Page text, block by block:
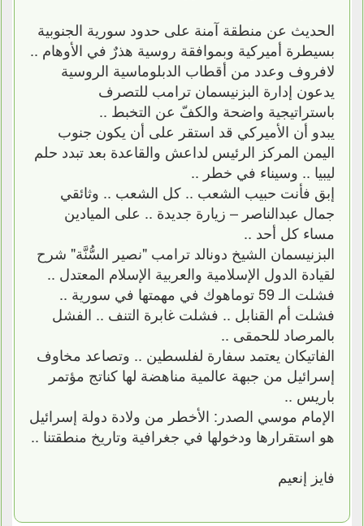
الحديث عن منطقة آمنة على حدود سورية الجنوبية
بسيطرة أميركية وبموافقة روسية هذرٌ في الأوهام ..
لافروف وعدد من أقطاب الدبلوماسية الروسية
يدعون إدارة البزنيسمان ترامب للتصرف
باستراتيجية واضحة والكفّ عن التخبط ..
يبدو أن الأميركي قد استقر على أن يكون جنوب
اليمن المركز الرئيس لداعش والقاعدة بعد تبدد حلم
ليبيا .. وسيناء في خطر ..
إبق فأنت حبيب الشعب .. كل الشعب .. وثائقي
جمال عبدالناصر – زيارة جديدة .. على الميادين
مساء كل أحد ..
البزنيسمان الشيخ دونالد ترامب "نصير السُّنَّة" شرح
لقيادة الدول الإسلامية والعربية الإسلام المعتدل ..
فشلت الـ 59 توماهوك في مهمتها في سورية ..
فشلت أم القنابل .. فشلت غابرة التنف .. الفشل
بالمرصاد للحمقى ..
الفاتيكان يعتمد سفارة لفلسطين .. وتصاعد مخاوف
إسرائيل من جبهة عالمية مناهضة لها كناتج مؤتمر
باريس ..
الإمام موسي الصدر: الأخطر من ولادة دولة إسرائيل
هو استقرارها ودخولها في جغرافية وتاريخ منطقتنا ..
فايز إنعيم